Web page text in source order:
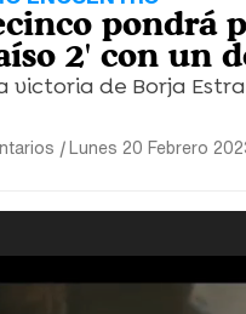
pondrá
2' con un
victoria de Borja
|Lunes 20 Febrero